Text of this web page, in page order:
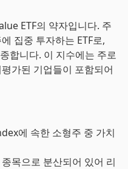
ETF의 약자입니다. 주
집중 투자하는 ETF로,
합니다. 이 지수에는 주로
가된 기업들이 포함되어
에 속한 소형주 중 가치
목으로 분산되어 있어 리